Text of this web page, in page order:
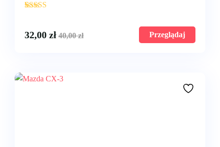
'
32,00 zł 40,00zł Przeglądaj